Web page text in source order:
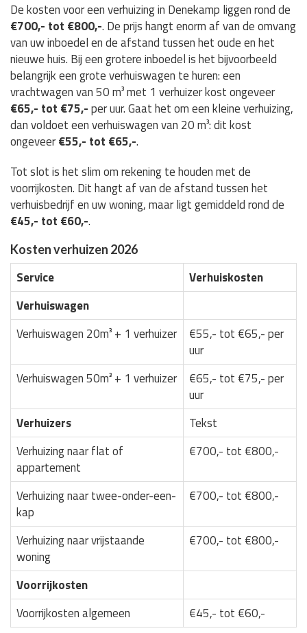
De kosten voor een verhuizing in Denekamp liggen rond de
€700,- tot €800,-. De prijs hangt enorm af van de omvang
van uw inboedel en de afstand tussen het oude en het
nieuwe huis. Bij een grotere inboedel is het bijvoorbeeld
belangrijk een grote verhuiswagen te huren: een
vrachtwagen van 50 m³ met 1 verhuizer kost ongeveer
€65,- tot €75,-per uur. Gaat het om een kleine verhuizing,
dan voldoet een verhuiswagen van 20 m³: dit kost
ongeveer€55,- tot €65,-.
Tot slot is het slim om rekening te houden met de
voorrijkosten. Dit hangt af van de afstand tussen het
verhuisbedrijf en uw woning, maar ligt gemiddeld rond de
€45,- tot €60,-.
Kosten verhuizen 2026
Service
Verhuiskosten
Verhuiswagen
Verhuiswagen 20m³ + 1 verhuizer
€55,- tot €65,- per
uur
Verhuiswagen 50m³ + 1 verhuizer
€65,- tot €75,- per
uur
Verhuizers
Tekst
Verhuizing naar flat of
appartement
€700,- tot €800,-
Verhuizing naar twee-onder-een-
kap
€700,- tot €800,-
Verhuizing naar vrijstaande
woning
€700,- tot €800,-
Voorrijkosten
Voorrijkosten algemeen
€45,- tot €60,-